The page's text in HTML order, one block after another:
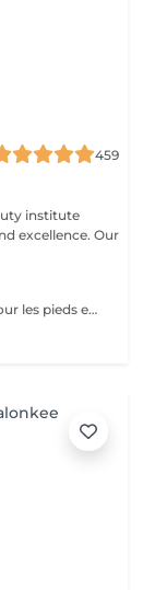
459
institute
Our
Traitement callus peeling soin anti-callosité pour les pieds en seulement 15 minutes CALLUSPEELING permet d'éliminer facilement, sans lames ni cutters, les callosités et les fissures, donnant aux pieds une incroyable douceur et une sensation infinie de légèreté.